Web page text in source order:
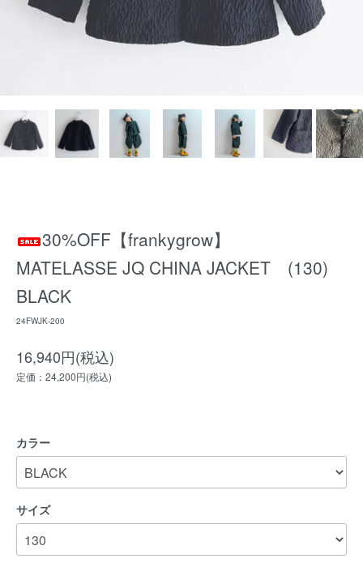
30%OFF【frankygrow】
MATELASSE JQ CHINA JACKET (130)
BLACK
24FWJK-200
16,940円(税込)
定価：24,200円(税込)
カラー
サイズ